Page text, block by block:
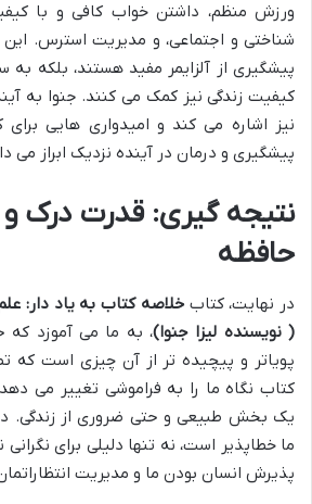
ورزش منظم، داشتن خواب کافی و با
شناختی و اجتماعی، و مدیریت استرس. این
پیشگیری از آلزایمر مفید هستند، بلکه
کیفیت زندگی نیز کمک می کنند. جنوا به
نیز اشاره می کند و امیدواری هایی
پیشگیری و درمان در آینده نزدیک ابراز می
نتیجه گیری: قدرت درک
حافظه
در نهایت، کتابخلاصه کتاب به یاد دار:
( نویسنده لیزا جنوا)، به ما می آموزد که
پویاتر و پیچیده تر از آن چیزی است که
کتاب نگاه ما را به فراموشی تغییر می
یک بخش طبیعی و حتی ضروری از زندگی.
ما خطاپذیر است، نه تنها دلیلی برای
پذیرش انسان بودن ما و مدیریت